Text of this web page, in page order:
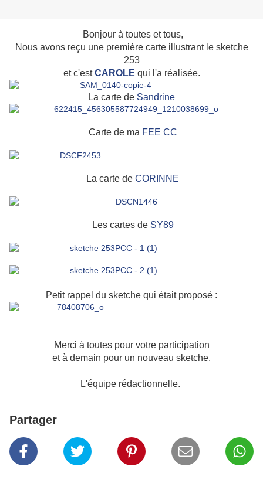
Bonjour à toutes et tous,
Nous avons reçu une première carte illustrant le sketche
253
et c'estCAROLE qui l'a réalisée.
La carte de Sandrine
Carte de ma FEE CC
La carte de CORINNE
Les cartes de SY89
Petit rappel du sketche qui était proposé :
Merci à toutes pour votre participation
et à demain pour un nouveau sketche.
L'équipe rédactionnelle.
Partager